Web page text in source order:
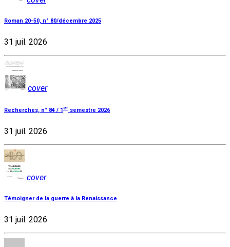
Roman 20-50, n° 80/décembre 2025
31 juil. 2026
cover
Recherches, n° 84 / 1 er semestre 2026
31 juil. 2026
cover
Témoigner de la guerre à la Renaissance
31 juil. 2026